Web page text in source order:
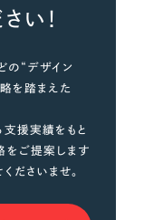
い！
の“デザイン
を踏まえた
援実績をもと
をご提案します
ださいませ。